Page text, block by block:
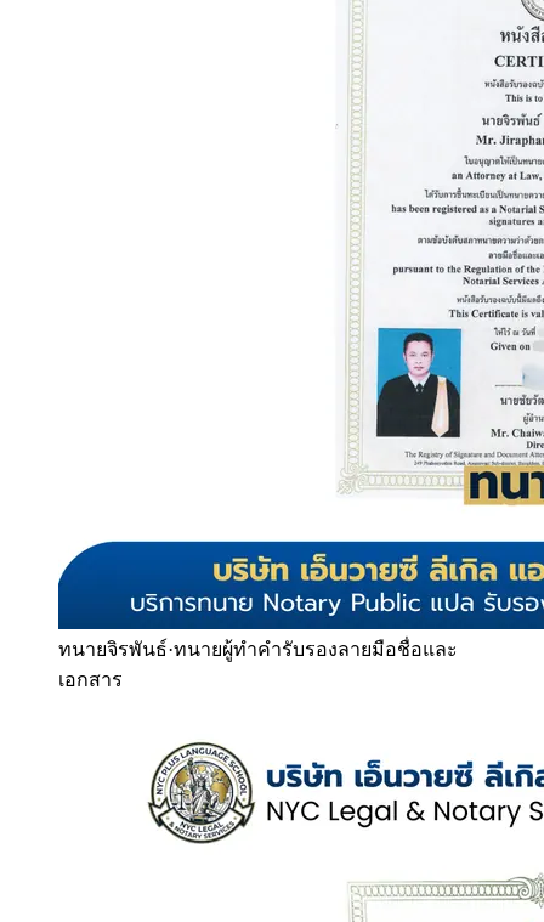
ทนายจิรพันธ์·ทนายผู้ทำคำรับรองลายมือชื่อและ
เอกสาร